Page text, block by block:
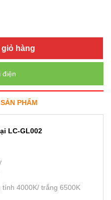
hàng
điện
PHẨM
LC-GL002
4000K/ trắng 6500K